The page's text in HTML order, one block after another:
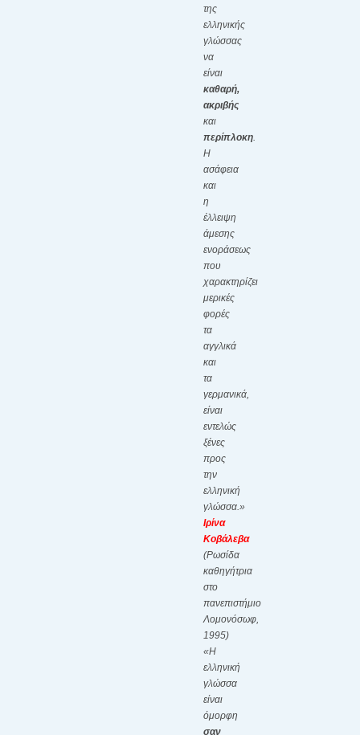
της
ελληνικής
γλώσσας
να
είναι
καθαρή,
ακριβής
και
περίπλοκη.
Η
ασάφεια
και
η
έλλειψη
άμεσης
ενοράσεως
που
χαρακτηρίζει
μερικές
φορές
τα
αγγλικά
και
τα
γερμανικά,
είναι
εντελώς
ξένες
προς
την
ελληνική
γλώσσα.»
Ιρίνα
Κοβάλεβα
(Ρωσίδα
καθηγήτρια
στο
πανεπιστήμιο
Λομονόσωφ,
1995)
«Η
ελληνική
γλώσσα
είναι
όμορφη
σαν